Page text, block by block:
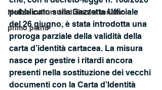
Molise cultura tradizioni e turismo
primo piano
pubblicato sulla Gazzetta Ufficiale
del 26 giugno, è stata introdotta una
proroga parziale della validità della
carta d’identità cartacea. La misura
nasce per gestire i ritardi ancora
presenti nella sostituzione dei vecchi
documenti con la Carta d’Identità